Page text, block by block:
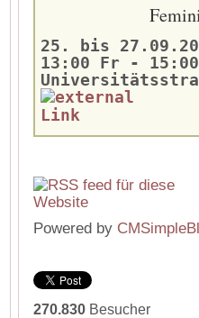
25. bis
13:00 Fr - 15:00
Powered by
270.830 Besucher